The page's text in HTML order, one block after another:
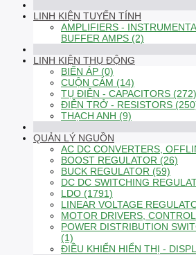
LINH KIỆN TUYẾN TÍNH
AMPLIFIERS -
BUFFER AMPS (2)
LINH KIỆN THỤ ĐỘNG
BIẾN ÁP (0)
CUỘN CẢM (14)
TỤ ĐIỆN - CAPACITORS (272)
ĐIỆN TRỞ - RESISTORS
THẠCH ANH (9)
QUẢN LÝ NGUỒN
AC DC CONVERTERS,
BOOST REGULATOR (26)
BUCK REGULATOR (59)
DC DC SWITCHING
LDO (1791)
LINEAR VOLTAGE
MOTOR DRIVERS,
POWER DISTRIBUTION
(1)
ĐIỀU KHIỂN HIỂN THỊ -